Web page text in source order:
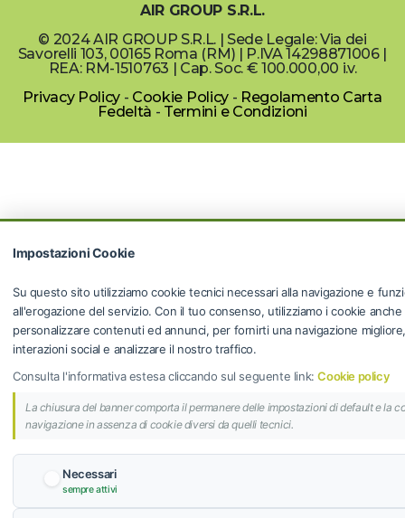
AIR GROUP S.R.L.
© 2024 AIR GROUP S.R.L. | Sede Legale: Via dei
Savorelli 103, 00165 Roma (RM) | P.IVA 14298871006 |
REA: RM-1510763 | Cap. Soc. € 100.000,00 i.v.
Privacy Policy - Cookie Policy- Regolamento Carta
Fedeltà - Termini e Condizioni
Impostazioni Cookie
Su questo sito utilizziamo cookie tecnici necessari alla navigazione e
all'erogazione del servizio. Con il tuo consenso, utilizziamo i cookie
personalizzare contenuti ed annunci, per fornirti una navigazione
interazioni social e analizzare il nostro traffico.
Consulta l'informativa estesa cliccando sul seguente link:Cookie policy
La chiusura del banner comporta il permanere delle impostazioni di default e la
navigazione in assenza di cookie diversi da quelli tecnici.
Necessari
sempre attivi